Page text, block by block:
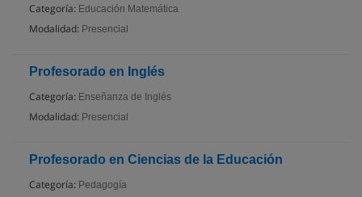
Categoría: Educación Matemática
Modalidad: Presencial
Profesorado en Inglés
Categoría: Enseñanza de Inglés
Modalidad: Presencial
Profesorado en Ciencias de la Educación
Categoría: Pedagogía